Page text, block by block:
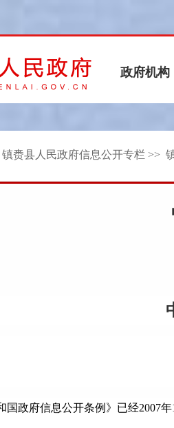
镇赉县人民政府信息公开专栏 >>
政府信息公开条例》已经2007年